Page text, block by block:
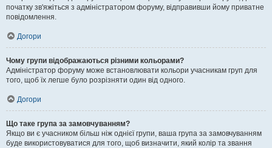
початку зв'яжіться з адміністратором форуму, відправивши йому приватне
повідомлення.
Догори
Чому групи відображаються різними кольорами?
Адміністратор форуму може встановлювати кольори учасникам груп для
того, щоб їх легше було розрізняти один від одного.
Догори
Що таке група за замовчуванням?
Якщо ви є учасником більш ніж однієї групи, ваша група за замовчуванням
буде використовуватися для того, щоб визначити, який колір та звання